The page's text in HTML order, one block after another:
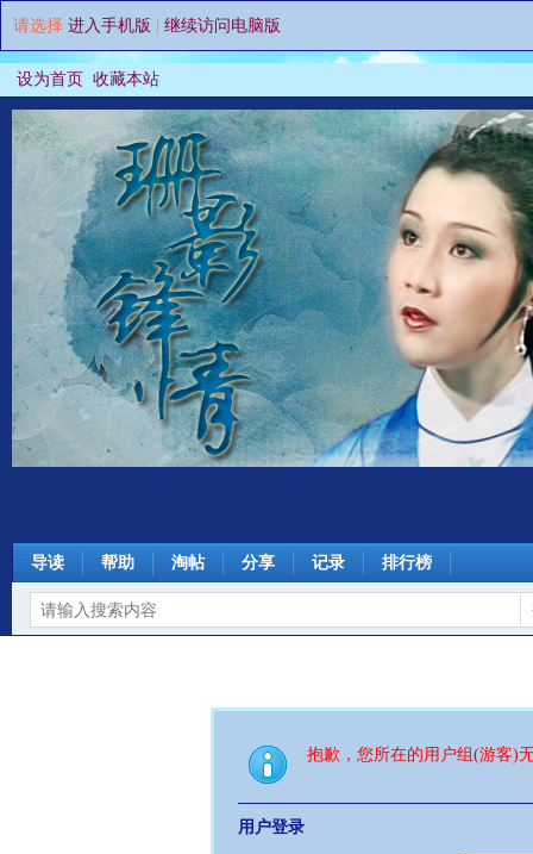
请选择 进入手机版 继续访问电脑版
设为首页 收藏本站
导读 帮助 淘帖 分享 记录 排行榜
抱歉，您所在的用户组(游客)
用户登录